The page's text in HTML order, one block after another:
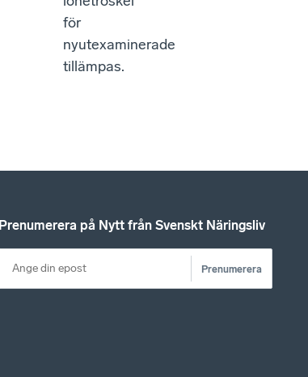
för
nyutexaminerade
tillämpas.
Prenumerera på Nytt från Svenskt Näringsliv
Prenumerera